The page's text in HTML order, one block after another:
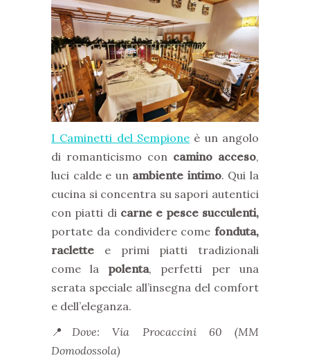
I Caminetti del Sempione è un angolo
di romanticismo con camino acceso,
luci calde e un ambiente intimo. Qui la
cucina si concentra su sapori autentici
con piatti di carne e pesce succulenti,
portate da condividere come fonduta,
raclette e primi piatti tradizionali
come la polenta, perfetti per una
serata speciale all’insegna del comfort
e dell’eleganza.
📍 Dove: Via Procaccini 60 (MM
Domodossola)